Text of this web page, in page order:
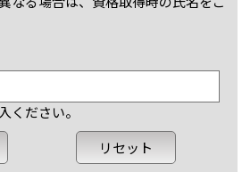
ください。